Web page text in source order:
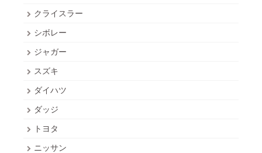
クライスラー
シボレー
ジャガー
スズキ
ダイハツ
ダッジ
トヨタ
ニッサン